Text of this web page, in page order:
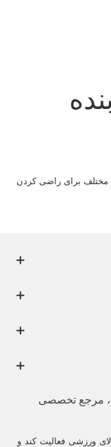
مختلف برای راضی کردن
داشته باشد و قسمت های
مرجع تخصصی
ورزشی فعالیت کند و